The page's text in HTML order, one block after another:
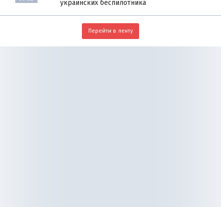
украинских беспилотника
Перейти в ленту